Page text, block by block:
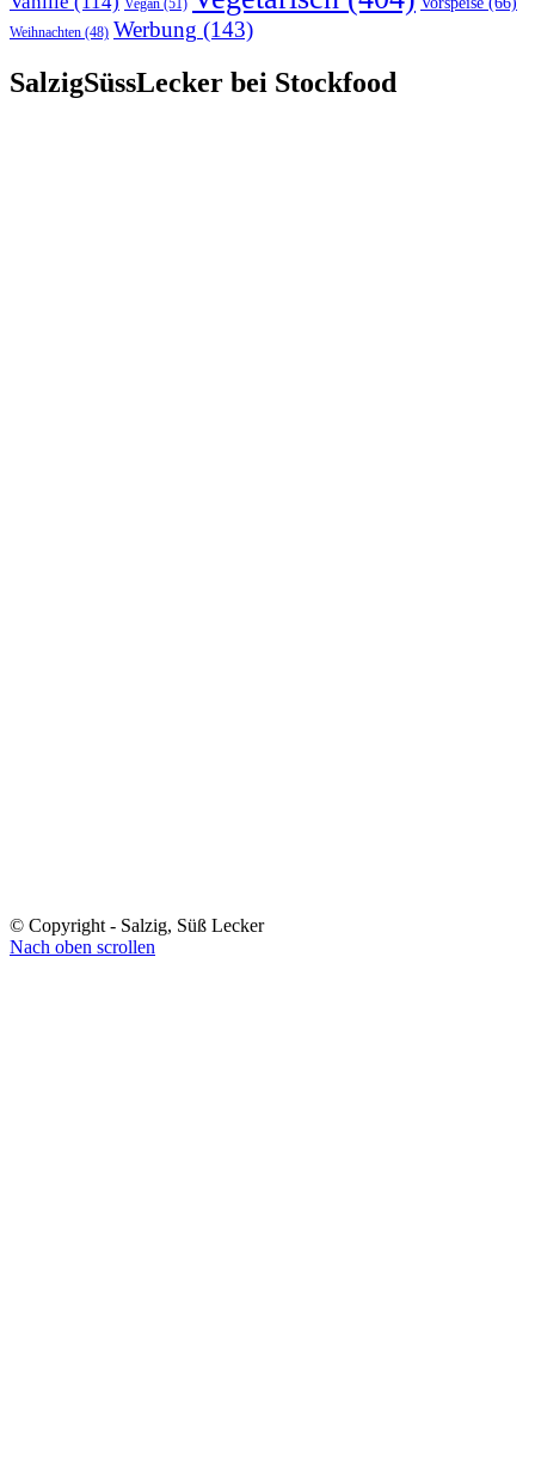
Weihnachten (48) Werbung (143)
SalzigSüssLecker bei Stockfood
© Copyright - Salzig, Süß Lecker
Nach oben scrollen